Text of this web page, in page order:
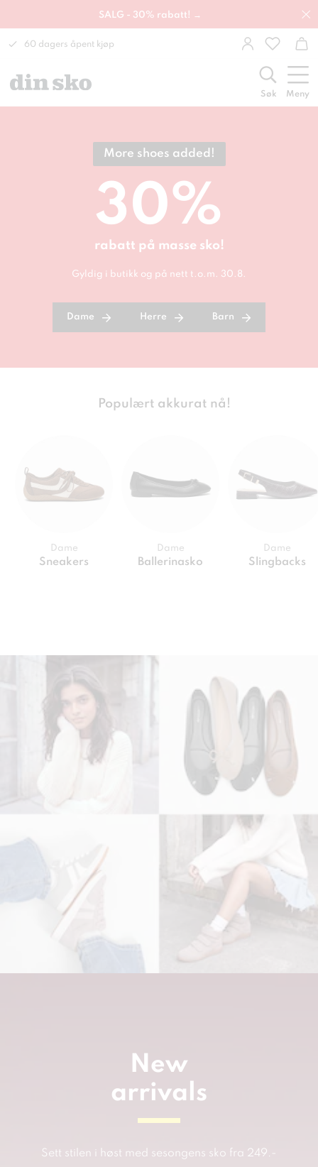
SALG - 30% rabatt! →
60 dagers åpent kjøp
Søk Meny
More shoes added!
30%
rabatt på masse sko!
Gyldig i butikk og på nett t.o.m. 30.8.
Dame Herre Barn
Populært akkurat nå!
Dame
Sneakers
Dame
Ballerinasko
Dame
Slingbacks
New
arrivals
Sett stilen i høst med sesongens sko fra 249.-